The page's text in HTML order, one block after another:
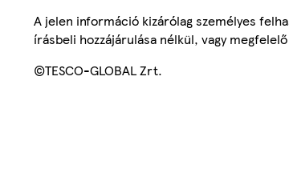
A jelen információ kizárólag személyes
írásbeli hozzájárulása nélkül, vagy
©TESCO-GLOBAL Zrt.